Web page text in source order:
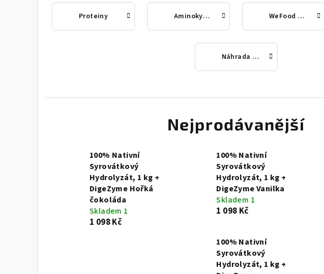
Proteiny Aminokyseliny WeFood Point
Náhrada Stravy
Nejprodávanější
100% Nativní
Syrovátkový
Hydrolyzát, 1 kg +
DigeZyme Hořká
čokoláda
Skladem 1
1 098 Kč
100% Nativní
Syrovátkový
Hydrolyzát, 1 kg +
DigeZyme Vanilka
Skladem 1
1 098 Kč
100% Nativní
Syrovátkový
Hydrolyzát, 1 kg +